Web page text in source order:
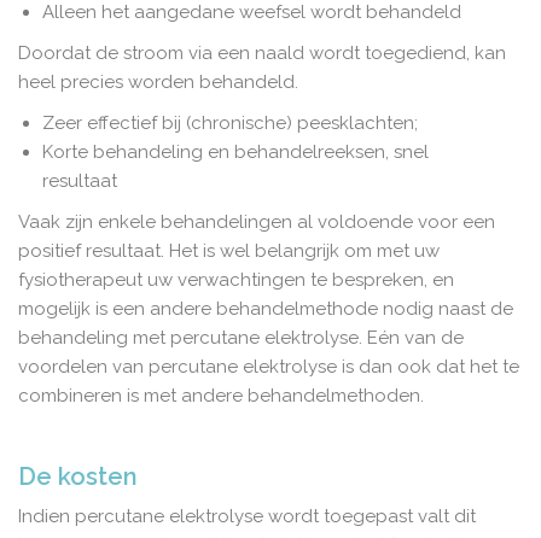
Alleen het aangedane weefsel wordt behandeld
Doordat de stroom via een naald wordt toegediend, kan
heel precies worden behandeld.
Zeer effectief bij (chronische) peesklachten;
Korte behandeling en behandelreeksen, snel
resultaat
Vaak zijn enkele behandelingen al voldoende voor een
positief resultaat. Het is wel belangrijk om met uw
fysiotherapeut uw verwachtingen te bespreken, en
mogelijk is een andere behandelmethode nodig naast de
behandeling met percutane elektrolyse. Eén van de
voordelen van percutane elektrolyse is dan ook dat het te
combineren is met andere behandelmethoden.
De kosten
Indien percutane elektrolyse wordt toegepast valt dit